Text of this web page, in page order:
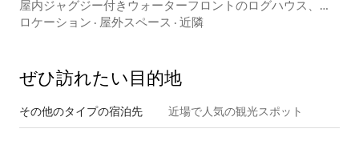
屋内ジャグジー付きウォーターフロントのログハウス、
GTAまで90分
ロケーション · 屋外スペース · 近隣
ぜひ訪⁠れ⁠た⁠い目⁠的⁠地
その他のタ⁠イ⁠プ⁠の宿⁠泊⁠先 近場で人気の観光スポット